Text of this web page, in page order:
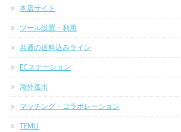
本店サイト
ツール設置・利用
共通の送料込みライン
ECステーション
海外進出
マッチング・コラボレーション
TEMU